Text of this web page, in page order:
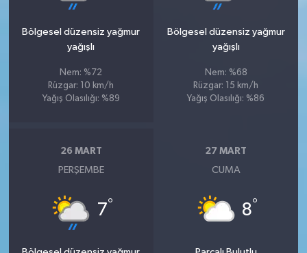
Bölgesel düzensiz yağmur
yağışlı
Nem: %72
Rüzgar: 10 km/h
Yağış Olasılığı: %89
Bölgesel düzensiz yağmur
yağışlı
Nem: %68
Rüzgar: 15 km/h
Yağış Olasılığı: %86
26 MART
PERŞEMBE
7°
27 MART
CUMA
8°